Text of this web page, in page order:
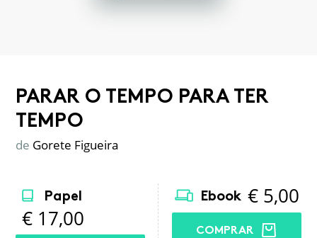
PARAR O TEMPO PARA TER
TEMPO
de Gorete Figueira
Papel
€ 17,00
Ebook € 5,00
COMPRAR